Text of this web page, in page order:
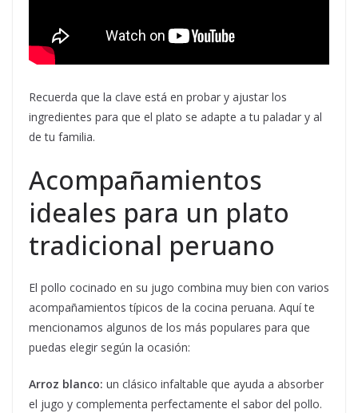
Recuerda que la clave está en probar y ajustar los
ingredientes para que el plato se adapte a tu paladar y al
de tu familia.
Acompañamientos
ideales para un plato
tradicional peruano
El pollo cocinado en su jugo combina muy bien con varios
acompañamientos típicos de la cocina peruana. Aquí te
mencionamos algunos de los más populares para que
puedas elegir según la ocasión:
Arroz blanco: un clásico infaltable que ayuda a absorber
el jugo y complementa perfectamente el sabor del pollo.